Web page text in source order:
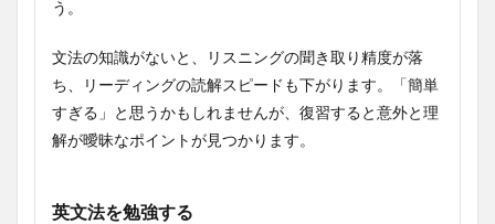
う。
文法の知識がないと、リスニングの聞き取り精度が落
ち、リーディングの読解スピードも下がります。「簡単
すぎる」と思うかもしれませんが、復習すると意外と理
解が曖昧なポイントが見つかります。
英文法を勉強する